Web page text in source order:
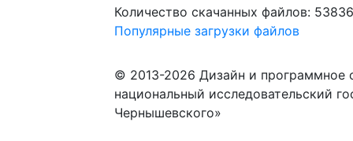
Количество скачанных файлов:
Популярные загрузки файлов
© 2013-2026 Дизайн и программное
национальный исследовательский
Чернышевского»